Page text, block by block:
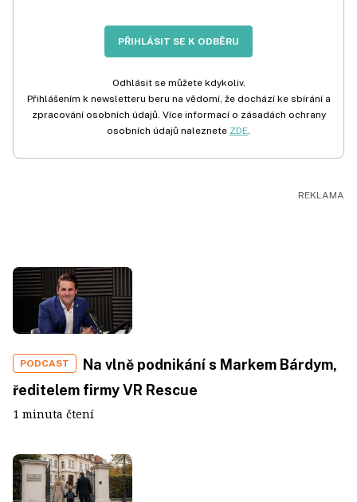
PŘIHLÁSIT SE K ODBĚRU
Odhlásit se můžete kdykoliv.
Přihlášením k newsletteru beru na vědomí, že dochází ke sbírání a
zpracování osobních údajů. Více informací o zásadách ochrany
osobních údajů naleznete ZDE.
PODCAST
Na vlně podnikání s Markem Bárdym,
ředitelem firmy VR Rescue
1 minuta čtení